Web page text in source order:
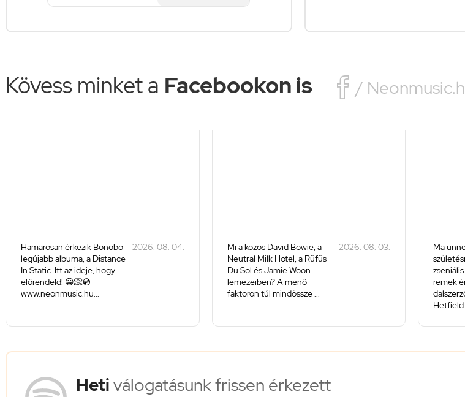
Kövess minket a Facebookon is  /
Hamarosan érkezik Bonobo
legújabb albuma, a Distance
In Static. Itt az ideje, hogy
előrendeld! 😀📀💿
www.neonmusic.hu...
2026. 08. 04.
Mi a közös David Bowie, a
Neutral Milk Hotel, a Rüfüs
Du Sol és Jamie Woon
lemezeiben? A menő
faktoron túl mindössze ...
2026. 08. 03.
Ma
remek
Hetiválogatásunk frissen érkezett